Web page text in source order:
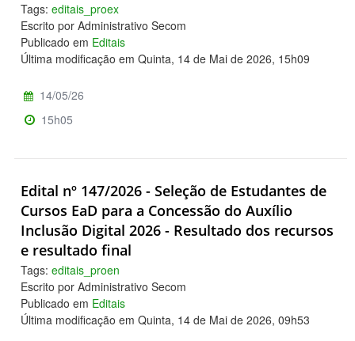
Tags: editais_proex
Escrito por Administrativo Secom
Publicado em Editais
Última modificação em Quinta, 14 de Mai de 2026, 15h09
14/05/26
15h05
Edital nº 147/2026 - Seleção de Estudantes de
Cursos EaD para a Concessão do Auxílio
Inclusão Digital 2026 - Resultado dos recursos
e resultado final
Tags: editais_proen
Escrito por Administrativo Secom
Publicado em Editais
Última modificação em Quinta, 14 de Mai de 2026, 09h53